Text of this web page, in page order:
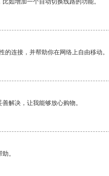
如增加一个自动切换线路的功能。
连接，并帮助你在网络上自由移动。
解决，让我能够放心购物。
。